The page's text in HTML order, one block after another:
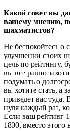
Какой совет вы
вашему мнению,
шахматистов?
Не беспокойтесь о
улучшении своих
цель по рейтингу,
вы все равно
подумать о
вы хотите стать, а
приведет вас туда.
нуля каждый раз,
Если ваш рейтинг
1800, вместо этого